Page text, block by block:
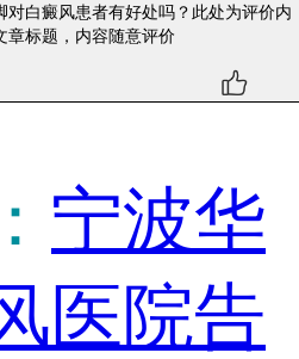
对白癜风患者有好处吗？ 此处为评价内
章标题，内容随意评价
宁波华
医院告